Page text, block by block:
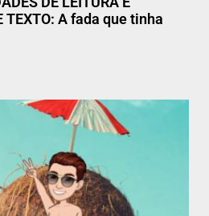
TEXTO: A fada que tinha